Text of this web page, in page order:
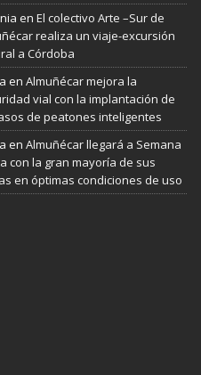
en El colectivo Arte –Sur de
realiza un viaje-excursión
a Córdoba
en Almuñécar mejora la
vial con la implantación de
de peatones inteligentes
en Almuñécar llegará a Semana
con la gran mayoría de sus
en óptimas condiciones de uso